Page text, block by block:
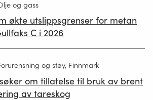
og gass
økte utslippsgrenser for metan
C i 2026
og støy, Finnmark
om tillatelse til bruk av brent
av tareskog